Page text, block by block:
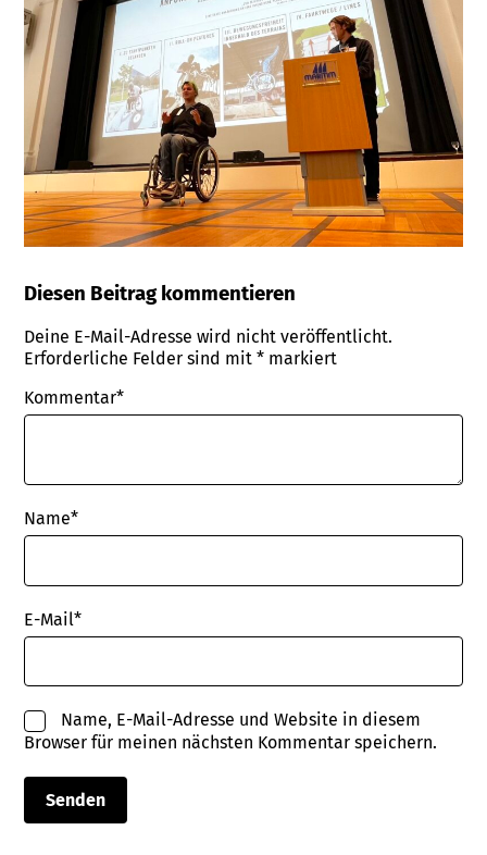
Diesen Beitrag kommentieren
Deine E-Mail-Adresse wird nicht veröffentlicht.
Erforderliche Felder sind mit* markiert
Kommentar*
Name*
E-Mail*
Name, E-Mail-Adresse und Website in diesem
Browser für meinen nächsten Kommentar speichern.